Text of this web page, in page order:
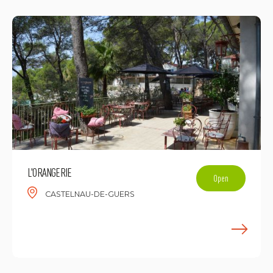
L'ORANGERIE
CASTELNAU-DE-GUERS
Open